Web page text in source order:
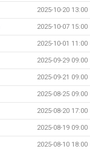
2025-10-20 13:00
2025-10-07 15:00
2025-10-01 11:00
2025-09-29 09:00
2025-09-21 09:00
2025-08-25 09:00
2025-08-20 17:00
2025-08-19 09:00
2025-08-10 18:00